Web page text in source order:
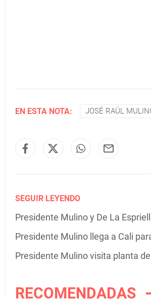
EN ESTA NOTA: JOSÉ RAÚL
SEGUIR LEYENDO
Presidente Mulino y De La
Presidente Mulino llega a Cali
Presidente Mulino visita planta
RECOMENDADAS